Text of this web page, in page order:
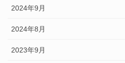
2024年9月
2024年8月
2023年9月